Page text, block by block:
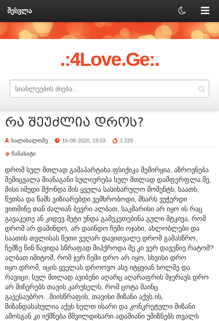
შესვლა
.:4Love.Ge:.
რა შეუძლია დროს?
სალისალომე 16-08-2020, 19:03 1 229
ჩანახატი
დრომ სულ მთლად გამაპარტახა.ფსიქიკა შემირყია, აზროვნება
შემიცვალა შიანაგანი სულიერება სულ მთლად დამფერფლა.მე,
მისი იმედი მქონდა.მის ყველა სასიხარულო მომენტს, საათს,
წუთსა და წამს ვიზიარებდი.ვემხრობოდი, მხარს ვუჭერდი
ვითმინე თან ძალიან ბევრი ალბათ, საკმარისი არ იყო ის რაც
გავაკეთე ან კიდევ მეტი უნდა გამეკეთებინა.გული მტკივა, რომ
დრომ არ დამინდო, არ დაინდო ჩემი ოჯახი, ახლობლები და
საათის თვლისას წუთი ვეღარ დავითვალე.დრომ გამასწრო,
ჩემზე წინ წავიდა სწრაფად მიჰქროდა მე კი ვერ დავეწიე.რატომ?
ალბათ იმიტომ, რომ ჯერ ჩემი დრო არ იყო, სხვისი დრო
იყო.დრომ, იცის ყველას დროოვო ასე იტყვიან ხოლმე და
რავიცი, სულ მთლად ავიბენი აღარც აღარაფრის მჯერავს.დრო
არ მიჩერებს თავის კარუსელს, რომ ცოტა მაინც
გავესაუბრო...მიისწრაფის, თავისი მიზანი აქვს.ის,
მიზანდასახულია აქვს ხელთ ისარი და კონკრეტული მიზანი
ამოსგან კი იქმნება მშვილდისარი.ადამიანი უმიზნებს თვალს